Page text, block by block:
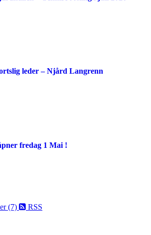
leder – Njård Langrenn
fredag 1 Mai !
(7) RSS